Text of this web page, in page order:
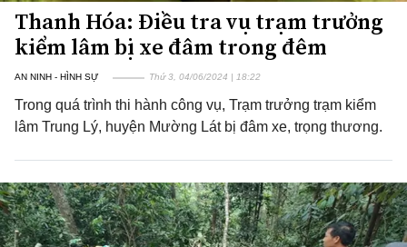
Thanh Hóa: Điều tra vụ trạm trưởng
kiểm lâm bị xe đâm trong đêm
AN NINH - HÌNH SỰ Thứ 3, 04/06/2024 | 18:22
Trong quá trình thi hành công vụ, Trạm trưởng trạm kiểm
lâm Trung Lý, huyện Mường Lát bị đâm xe, trọng thương.